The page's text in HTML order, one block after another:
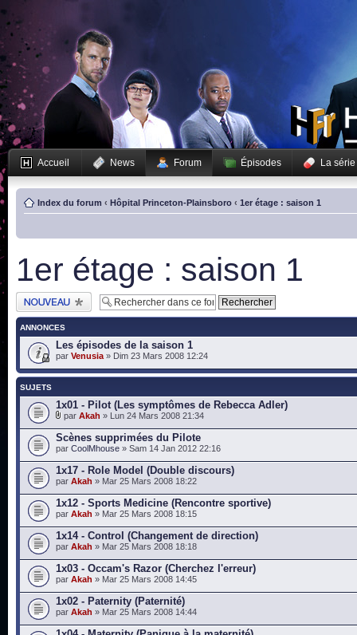
Accueil News Forum Épisodes La série
Index du forum ‹ Hôpital Princeton-Plainsboro ‹ 1er étage : saison 1
1er étage : saison 1
Publier un nouveau
sujet
ANNONCES
Les épisodes de la saison 1
par Venusia » Dim 23 Mars 2008 12:24
SUJETS
1x01 - Pilot (Les symptômes de Rebecca Adler)
par Akah » Lun 24 Mars 2008 21:34
Scènes supprimées du Pilote
par CoolMhouse » Sam 14 Jan 2012 22:16
1x17 - Role Model (Double discours)
par Akah » Mar 25 Mars 2008 18:22
1x12 - Sports Medicine (Rencontre sportive)
par Akah » Mar 25 Mars 2008 18:15
1x14 - Control (Changement de direction)
par Akah » Mar 25 Mars 2008 18:18
1x03 - Occam's Razor (Cherchez l'erreur)
par Akah » Mar 25 Mars 2008 14:45
1x02 - Paternity (Paternité)
par Akah » Mar 25 Mars 2008 14:44